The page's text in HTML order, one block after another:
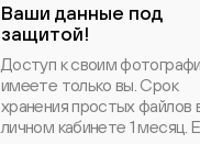
Ваши данные под
защитой!
Доступ к своим
имеете только вы. Срок
хранения простых файлов
личном кабинете 1 месяц.